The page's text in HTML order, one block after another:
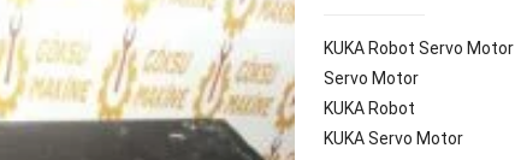
KUKA Robot Servo Motor
Servo Motor
KUKA Robot
KUKA Servo Motor